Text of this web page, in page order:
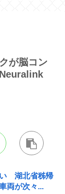
が脳コン
い 湖北省秭帰
両が次々...